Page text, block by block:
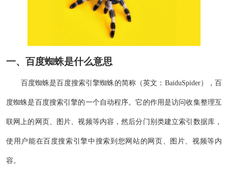
一、 百度蜘蛛是什么意思
百度蜘蛛是百度搜索引擎蜘蛛的简称（英文：BaiduSpider），百
度蜘蛛是百度搜索引擎的一个自动程序。它的作用是访问收集整理互
联网上的网页、图片、视频等内容，然后分门别类建立索引数据库，
使用户能在百度搜索引擎中搜索到您网站的网页、图片、视频等内
容。